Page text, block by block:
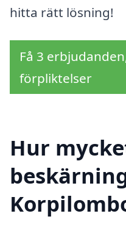
hitta rätt lösning!
Få 3
förpliktelser
Hur